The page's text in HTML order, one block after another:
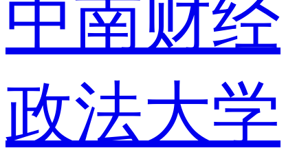
中南财经
政法大学